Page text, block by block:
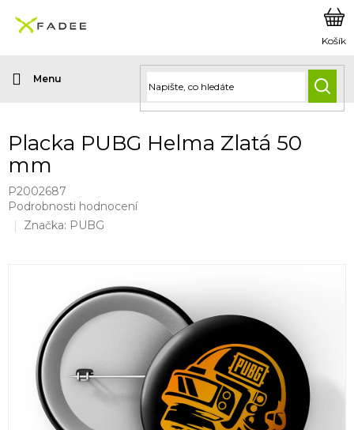
obsah
Placka PUBG Helma Zlatá 50
mm
P2002687
Průměrné
hodnocení
hvězdiček.
Podrobnosti hodnocení
Značka: PUBG